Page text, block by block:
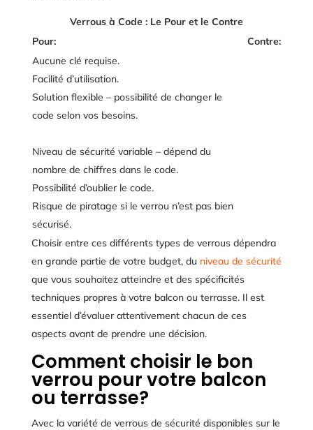
Verrous à Code : Le Pour et le Contre
Pour:
Contre:
Aucune clé requise.
Facilité d’utilisation.
Solution flexible – possibilité de changer le
code selon vos besoins.
Niveau de sécurité variable – dépend du
nombre de chiffres dans le code.
Possibilité d’oublier le code.
Risque de piratage si le verrou n’est pas bien
sécurisé.
Choisir entre ces différents types de verrous dépendra
en grande partie de votre budget, du niveau de sécurité
que vous souhaitez atteindre et des spécificités
techniques propres à votre balcon ou terrasse. Il est
essentiel d’évaluer attentivement chacun de ces
aspects avant de prendre une décision.
Comment choisir le bon
verrou pour votre balcon
ou terrasse?
Avec la variété de verrous de sécurité disponibles sur le